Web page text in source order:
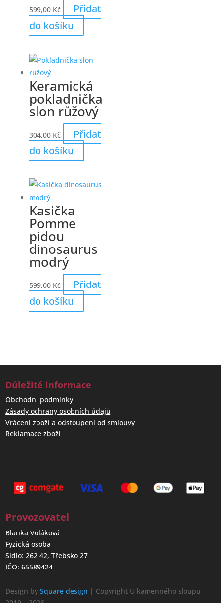
599,00 Kč
Přidat
do košíku
Keramická
pokladnička
slon růžový
304,00 Kč
Přidat
do košíku
Kasička
Pomme
pidou
dinosaurus
modrý
599,00 Kč
Přidat
do košíku
Důležité informace
Obchodní podmínky
Zásady ochrany osobních údajů
Vrácení zboží a odstoupení od smlouvy
Reklamace zboží
Provozovatel
Blanka Voláková
Fyzická osoba
Sídlo: 262 42, Třebsko 27
IČO: 65589424
Design bySquare design | Copyright U kamenného sloupu